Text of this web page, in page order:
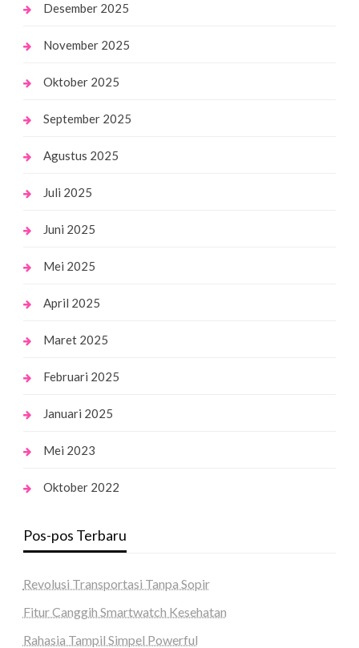
Desember 2025
November 2025
Oktober 2025
September 2025
Agustus 2025
Juli 2025
Juni 2025
Mei 2025
April 2025
Maret 2025
Februari 2025
Januari 2025
Mei 2023
Oktober 2022
Pos-pos Terbaru
Revolusi Transportasi Tanpa Sopir
Fitur Canggih Smartwatch Kesehatan
Rahasia Tampil Simpel Powerful